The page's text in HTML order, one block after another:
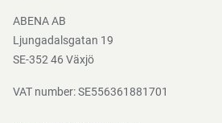
Nedladdningar
ABENA AB
Ljungadalsgatan 19
SE-352 46 Växjö
VAT number: SE556361881701